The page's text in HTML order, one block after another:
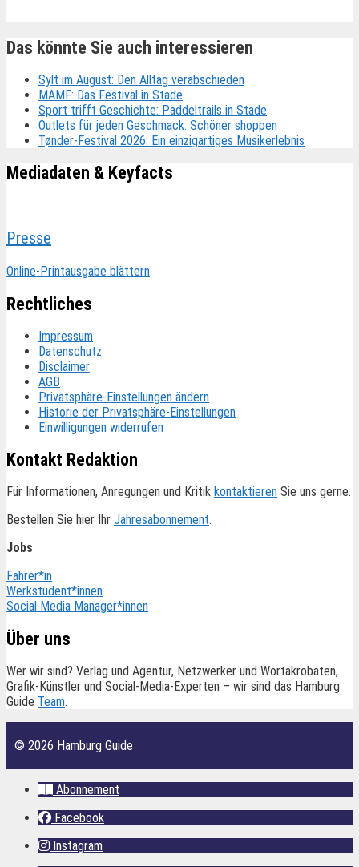
Das könnte Sie auch interessieren
Sylt im August: Den Alltag verabschieden
MAMF: Das Festival in Stade
Sport trifft Geschichte: Paddeltrails in Stade
Outlets für jeden Geschmack: Schöner shoppen
Tønder-Festival 2026: Ein einzigartiges Musikerlebnis
Mediadaten & Keyfacts
Presse
Online-Printausgabe blättern
Rechtliches
Impressum
Datenschutz
Disclaimer
AGB
Privatsphäre-Einstellungen ändern
Historie der Privatsphäre-Einstellungen
Einwilligungen widerrufen
Kontakt Redaktion
Für Informationen, Anregungen und Kritik kontaktieren Sie uns gerne.
Bestellen Sie hier Ihr Jahresabonnement.
Jobs
Fahrer*in
Werkstudent*innen
Social Media Manager*innen
Über uns
Wer wir sind? Verlag und Agentur, Netzwerker und Wortakrobaten,
Grafik-Künstler und Social-Media-Experten – wir sind das Hamburg
Guide Team.
© 2026 Hamburg Guide
Abonnement
Facebook
Instagram